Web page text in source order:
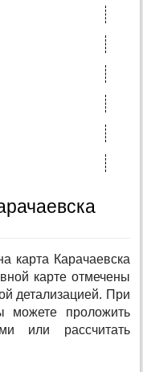
карта Карачаевска
карте отмечены
детализацией. При
можете проложить
или рассчитать